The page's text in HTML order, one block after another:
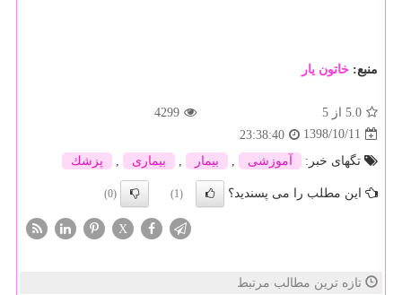
منبع: خاتون یار
5.0 از 5
4299
1398/10/11
23:38:40
تگهای خبر:
آموزشی بیمار بیماری پزشك
این مطلب را می پسندید؟ (1)
(0)
X
تازه ترین مطالب مرتبط